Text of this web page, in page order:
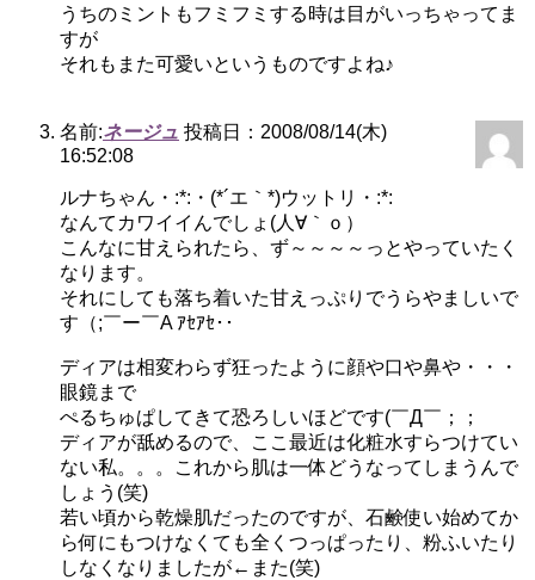
うちのミントもフミフミする時は目がいっちゃってま
すが
それもまた可愛いというものですよね♪
名前:ネージュ 投稿日：2008/08/14(木)
16:52:08
ルナちゃん・:*:・(*´エ｀*)ウットリ・:*:
なんてカワイイんでしょ(人∀｀ｏ）
こんなに甘えられたら、ず～～～～っとやっていたく
なります。
それにしても落ち着いた甘えっぷりでうらやましいで
す（;￣ー￣A ｱｾｱｾ･･
ディアは相変わらず狂ったように顔や口や鼻や・・・
眼鏡まで
ぺるちゅぱしてきて恐ろしいほどです(￣Д￣；；
ディアが舐めるので、ここ最近は化粧水すらつけてい
ない私。。。これから肌は一体どうなってしまうんで
しょう(笑)
若い頃から乾燥肌だったのですが、石鹸使い始めてか
ら何にもつけなくても全くつっぱったり、粉ふいたり
しなくなりましたが←また(笑)